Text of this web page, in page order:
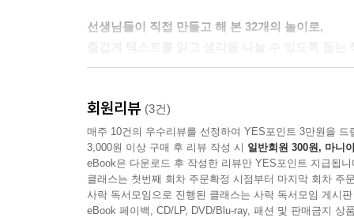
선생님들이 직접 만들고 해 본 32개의 놀이로,
실천, 교육과정 개발, 관련 도서 출판, 교육청·학
활동에서 교과 연계 읽기 전략으로 그 영역을 넓혀
진화하고 있다. 학교 교육과정 연계 책놀이가 개
수업 등 다양한 영역에서 그 활용도가 높아지고 있
전 연령대로 그 영역을 넓혀 가고 있다. - 서문 중에
회원리뷰 (3건)
매주 10건의 우수리뷰를 선정하여 YES포인트 3만원을 드
3,000원 이상 구매 후 리뷰 작성 시 일반회원 300원, 마니
eBook은 다운로드 후 작성한 리뷰만 YES포인트 지급됩니
클래스는 첫번째 회차 주문확정 시점부터 마지막 회차 주
사락 독서모임으로 진행된 클래스는 사락 독서모임 게시
eBook 페이백, CD/LP, DVD/Blu-ray, 패션 및 판매금지 상